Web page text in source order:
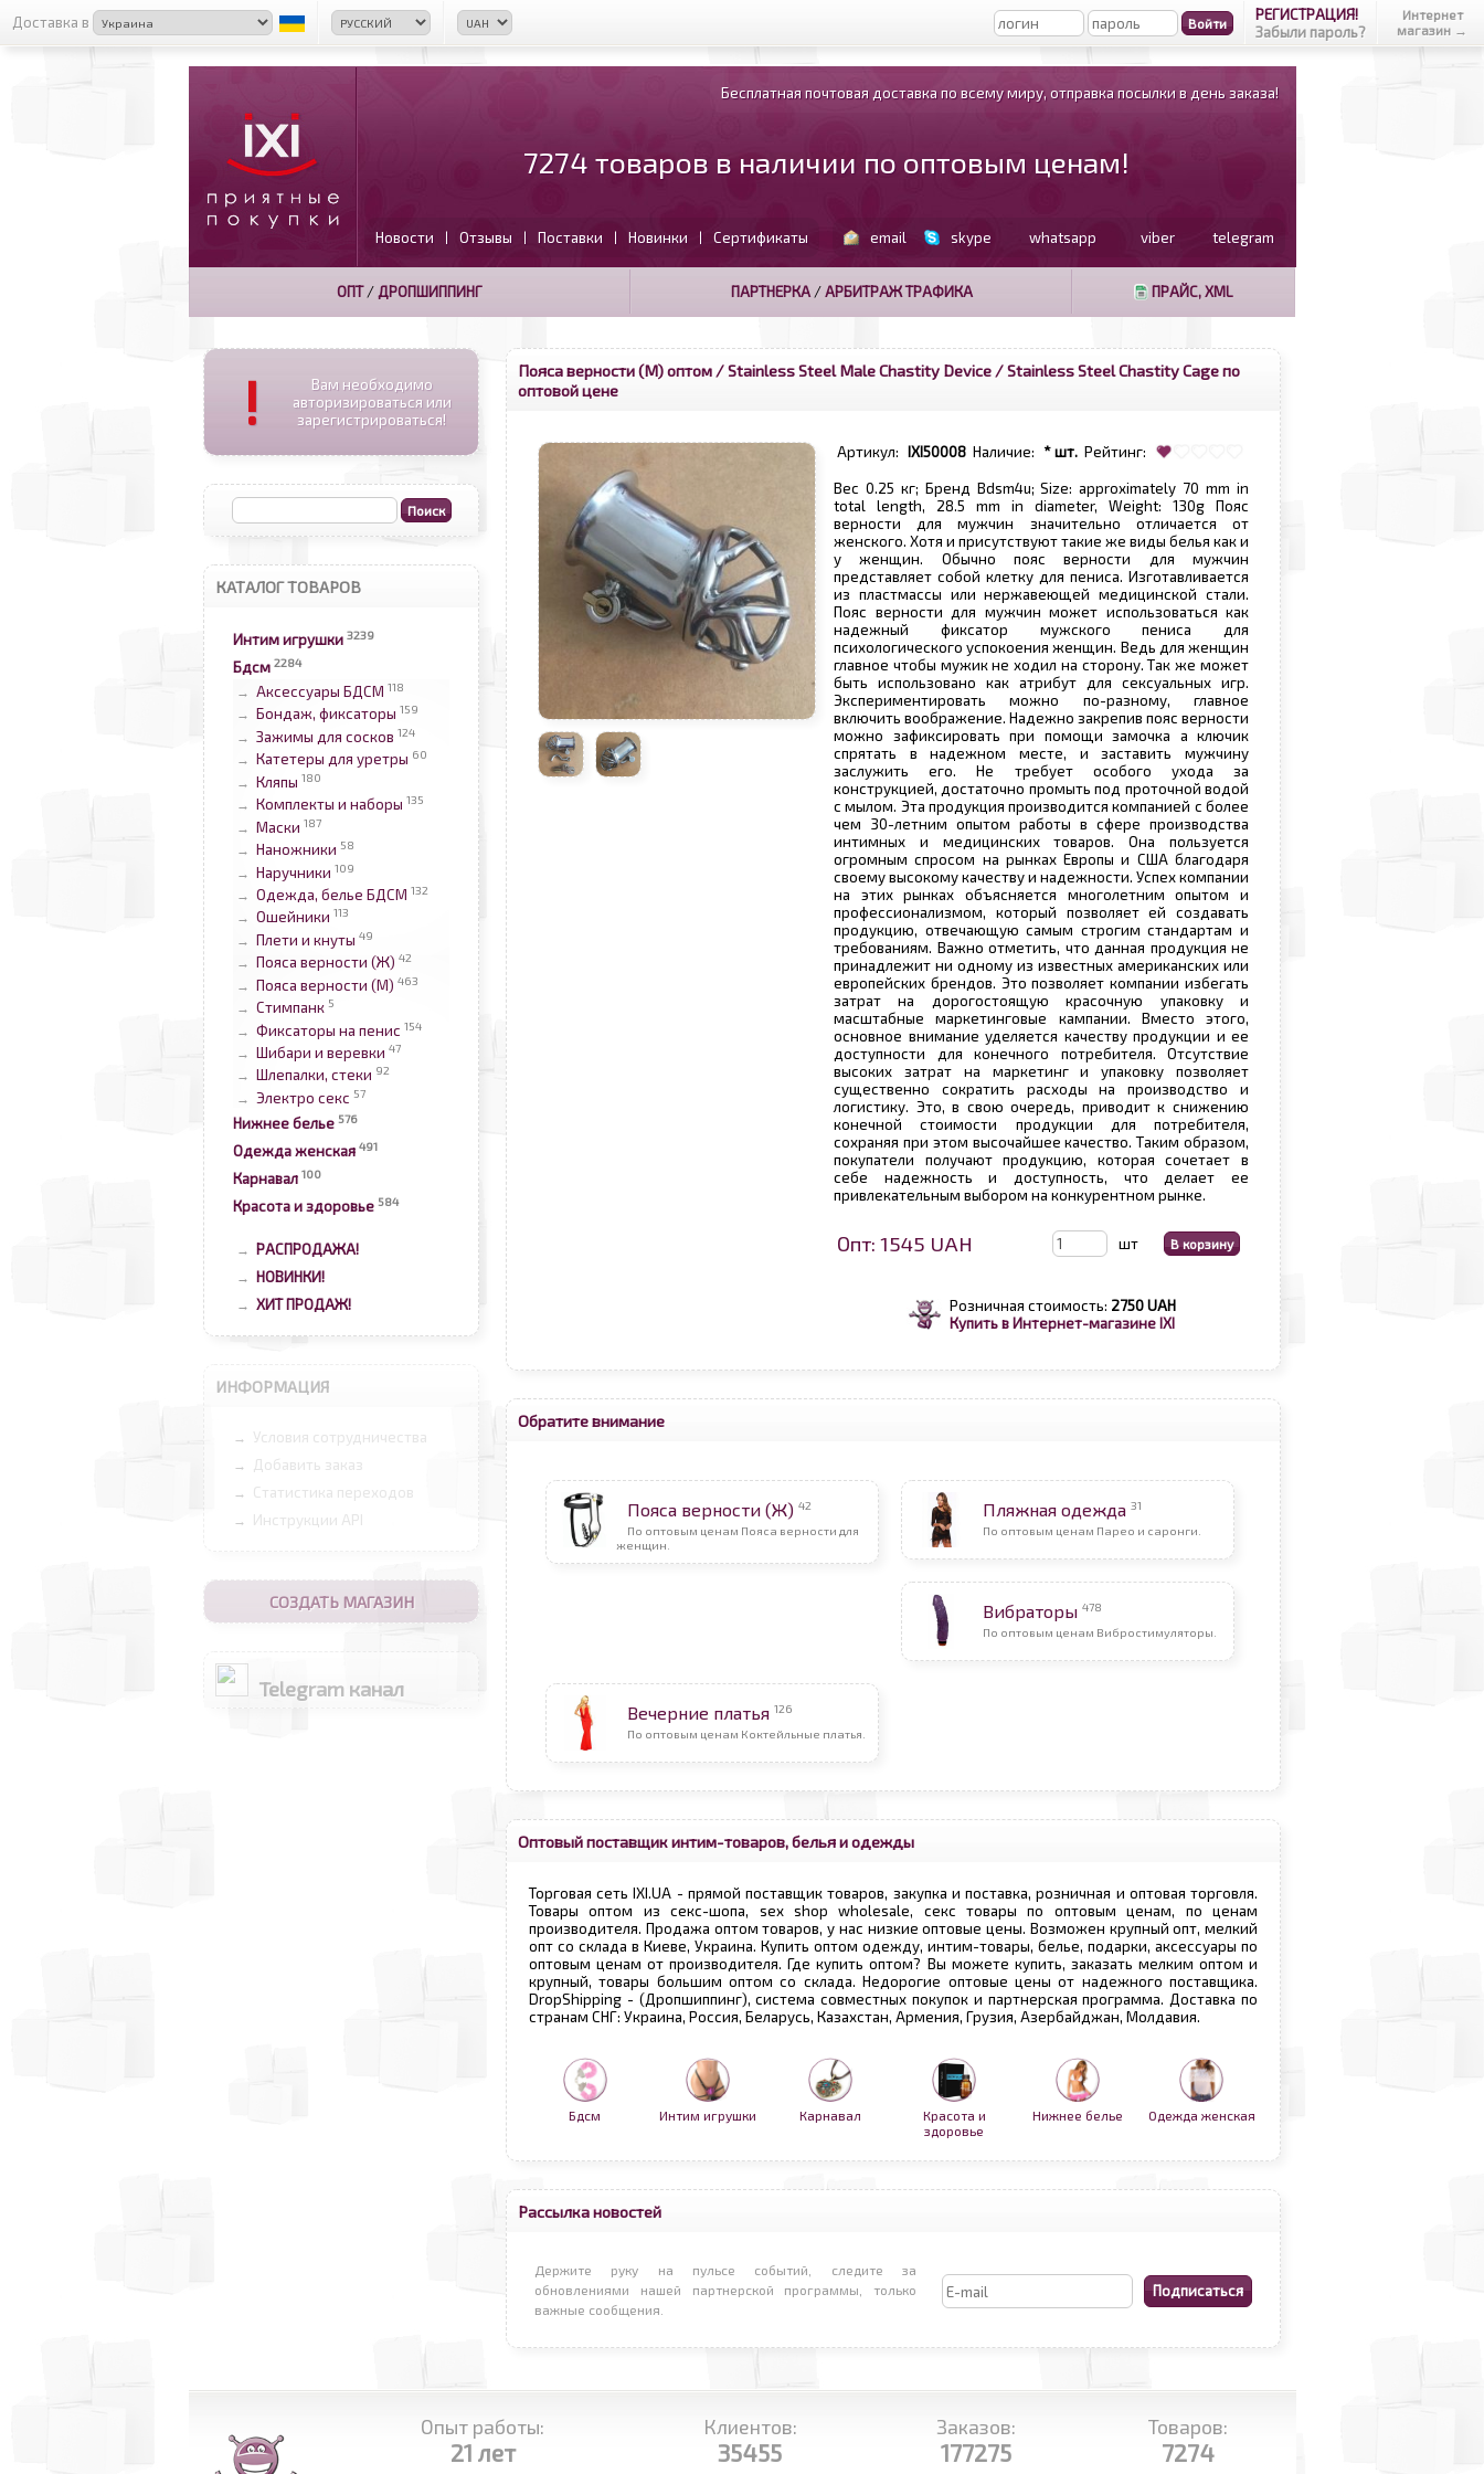
Доставка в
РЕГИСТРАЦИЯ!
Забыли пароль?
Интернет
магазин →
Бесплатная почтовая доставка по всему миру, отправка посылки в день заказа!
7274 товаров в наличии по оптовым ценам!
Новости | Отзывы | Поставки | Новинки | Сертификаты email skype whatsapp viber telegram
ОПТ/ ДРОПШИППИНГ ПАРТНЕРКА/АРБИТРАЖ ТРАФИКА ПРАЙС, XML
!
Вам необходимо
авторизироваться или
зарегистрироваться!
КАТАЛОГ ТОВАРОВ
Интим игрушки 3239
Бдсм 2284
→ Аксессуары БДСМ 118
→ Бондаж, фиксаторы 159
→ Зажимы для сосков 124
→ Катетеры для уретры 60
→ Кляпы 180
→ Комплекты и наборы 135
→ Маски 187
→ Наножники 58
→ Наручники 109
→ Одежда, белье БДСМ 132
→ Ошейники 113
→ Плети и кнуты 49
→ Пояса верности (Ж) 42
→ Пояса верности (М) 463
→ Стимпанк 5
→ Фиксаторы на пенис 154
→ Шибари и веревки 47
→ Шлепалки, стеки 92
→ Электро секс 57
Нижнее белье 576
Одежда женская 491
Карнавал 100
Красота и здоровье 584
→ РАСПРОДАЖА!
→ НОВИНКИ!
→ ХИТ ПРОДАЖ!
ИНФОРМАЦИЯ
→ Условия сотрудничества
→ Добавить заказ
→ Статистика переходов
→ Инструкции API
СОЗДАТЬ МАГАЗИН
Telegram канал
Пояса верности (М) оптом / Stainless Steel Male Chastity Device / Stainless Steel Chastity Cage по
оптовой цене
Артикул: IXI50008 Наличие: * шт. Рейтинг:
Вес 0.25 кг; Бренд Bdsm4u; Size: approximately 70 mm in
total length, 28.5 mm in diameter, Weight: 130g Пояс
верности для мужчин значительно отличается от
женского. Хотя и присутствуют такие же виды белья как и
у женщин. Обычно пояс верности для мужчин
представляет собой клетку для пениса. Изготавливается
из пластмассы или нержавеющей медицинской стали.
Пояс верности для мужчин может использоваться как
надежный фиксатор мужского пениса для
психологического успокоения женщин. Ведь для женщин
главное чтобы мужик не ходил на сторону. Так же может
быть использовано как атрибут для сексуальных игр.
Экспериментировать можно по-разному, главное
включить воображение. Надежно закрепив пояс верности
можно зафиксировать при помощи замочка а ключик
спрятать в надежном месте, и заставить мужчину
заслужить его. Не требует особого ухода за
конструкцией, достаточно промыть под проточной водой
с мылом. Эта продукция производится компанией с более
чем 30-летним опытом работы в сфере производства
интимных и медицинских товаров. Она пользуется
огромным спросом на рынках Европы и США благодаря
своему высокому качеству и надежности. Успех компании
на этих рынках объясняется многолетним опытом и
профессионализмом, который позволяет ей создавать
продукцию, отвечающую самым строгим стандартам и
требованиям. Важно отметить, что данная продукция не
принадлежит ни одному из известных американских или
европейских брендов. Это позволяет компании избегать
затрат на дорогостоящую красочную упаковку и
масштабные маркетинговые кампании. Вместо этого,
основное внимание уделяется качеству продукции и ее
доступности для конечного потребителя. Отсутствие
высоких затрат на маркетинг и упаковку позволяет
существенно сократить расходы на производство и
логистику. Это, в свою очередь, приводит к снижению
конечной стоимости продукции для потребителя,
сохраняя при этом высочайшее качество. Таким образом,
покупатели получают продукцию, которая сочетает в
себе надежность и доступность, что делает ее
привлекательным выбором на конкурентном рынке.
Опт: 1545 UAH шт
Розничная стоимость: 2750 UAH
Купить в Интернет-магазине IXI
Обратите внимание
Пояса верности (Ж) 42
По оптовым ценам Пояса верности для
женщин.
Пляжная одежда 31
По оптовым ценам Парео и саронги.
Вибраторы 478
По оптовым ценам Вибростимуляторы.
Вечерние платья 126
По оптовым ценам Коктейльные платья.
Оптовый поставщик интим-товаров, белья и одежды
Торговая сеть IXI.UA - прямой поставщик товаров, закупка и поставка, розничная и оптовая торговля.
Товары оптом из секс-шопа, sex shop wholesale, секс товары по оптовым ценам, по ценам
производителя. Продажа оптом товаров, у нас низкие оптовые цены. Возможен крупный опт, мелкий
опт со склада в Киеве, Украина. Купить оптом одежду, интим-товары, белье, подарки, аксессуары по
оптовым ценам от производителя. Где купить оптом? Вы можете купить, заказать мелким оптом и
крупный, товары большим оптом со склада. Недорогие оптовые цены от надежного поставщика.
DropShipping - (Дропшиппинг), система совместных покупок и партнерская программа. Доставка по
странам СНГ: Украина, Россия, Беларусь, Казахстан, Армения, Грузия, Азербайджан, Молдавия.
Бдсм Интим игрушки Карнавал
Красота и
здоровье
Нижнее белье Одежда женская
Рассылка новостей
Держите руку на пульсе событий, следите за
обновлениями нашей партнерской программы, только
важные сообщения.
Опыт работы:
21 лет
Клиентов:
35455
Заказов:
177275
Товаров:
7274